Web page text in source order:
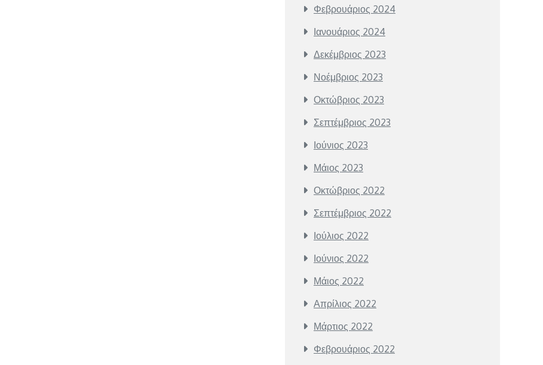
Φεβρουάριος 2024
Ιανουάριος 2024
Δεκέμβριος 2023
Νοέμβριος 2023
Οκτώβριος 2023
Σεπτέμβριος 2023
Ιούνιος 2023
Μάιος 2023
Οκτώβριος 2022
Σεπτέμβριος 2022
Ιούλιος 2022
Ιούνιος 2022
Μάιος 2022
Απρίλιος 2022
Μάρτιος 2022
Φεβρουάριος 2022